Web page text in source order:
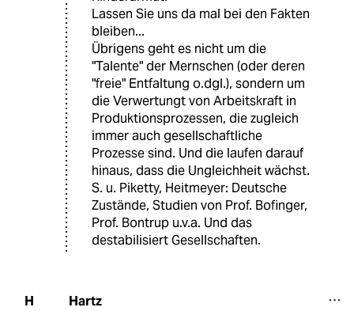
Lassen Sie uns da mal bei den Fakten
bleiben...
Übrigens geht es nicht um die
"Talente" der Mernschen (oder deren
"freie" Entfaltung o.dgl.), sondern um
die Verwertungt von Arbeitskraft in
Produktionsprozessen, die zugleich
immer auch gesellschaftliche
Prozesse sind. Und die laufen darauf
hinaus, dass die Ungleichheit wächst.
S. u. Piketty, Heitmeyer: Deutsche
Zustände, Studien von Prof. Bofinger,
Prof. Bontrup u.v.a. Und das
destabilisiert Gesellschaften.
H Hartz